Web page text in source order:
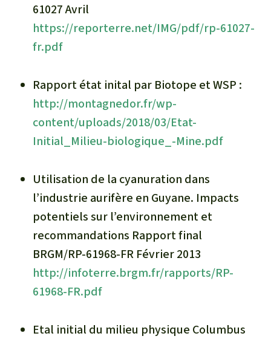
61027 Avril
https://reporterre.net/IMG/pdf/rp-61027-
fr.pdf
Rapport état inital par Biotope et WSP :
http://montagnedor.fr/wp-
content/uploads/2018/03/Etat-
Initial_Milieu-biologique_-Mine.pdf
Utilisation de la cyanuration dans
l’industrie aurifère en Guyane. Impacts
potentiels sur l’environnement et
recommandations Rapport final
BRGM/RP-61968-FR Février 2013
http://infoterre.brgm.fr/rapports/RP-
61968-FR.pdf
Etal initial du milieu physique Columbus